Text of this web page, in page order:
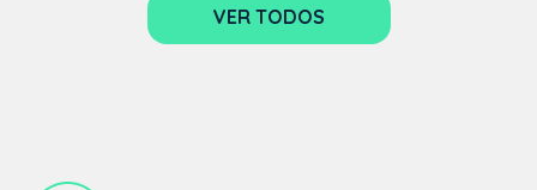
VER TODOS